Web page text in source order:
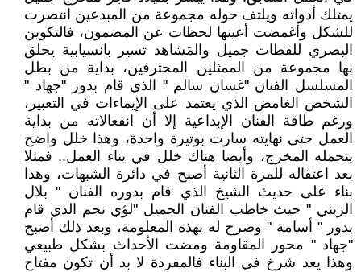
يمتلك أدواته ويلتف حوله مجموعة من المبدعين انتصرت
للشكل وأغمضت أعينها لحظات عن المضمون، فالتكوين
البصري للقطات جميل والمَشاهد تسير بانسيابية يحلق
بها مجموعة من الممثلين المحترفين، بداية من بطل
المسلسل الفنان "غسان سالم " الذي قام بدور "جهاد "
الشخص الغامض الذي يعتمد على الإيماءات في التعبير،
ورغم طاقة الفنان الإبداعية إلا أن انفعالاته من بداية
العمل حتى نهايته سارت بوتيرة واحدة، وهذا خلل واضح
يتحمله المخرج، وأيضا هناك خلل في بناء العمل.. فمثلا
بعد اعتقاله للمرة الثانية أصبح في دائرة الشبهات، وهذا
بناء على حديث الشيخ الذي قام بدوره الفنان " بلال
الزيني " حيث خاطب الفنان الجميل "لؤي نجم الذي قام
بدور " أسامة " وصرح له بهذه المعلومة، وبعد ذلك أصبح
"جهاد " محور المقاومة ومضت الأحداث بشكل طبيعي
وهذا يعد شرخ في البناء فالمفردة لا بد أن تكون مفتاح